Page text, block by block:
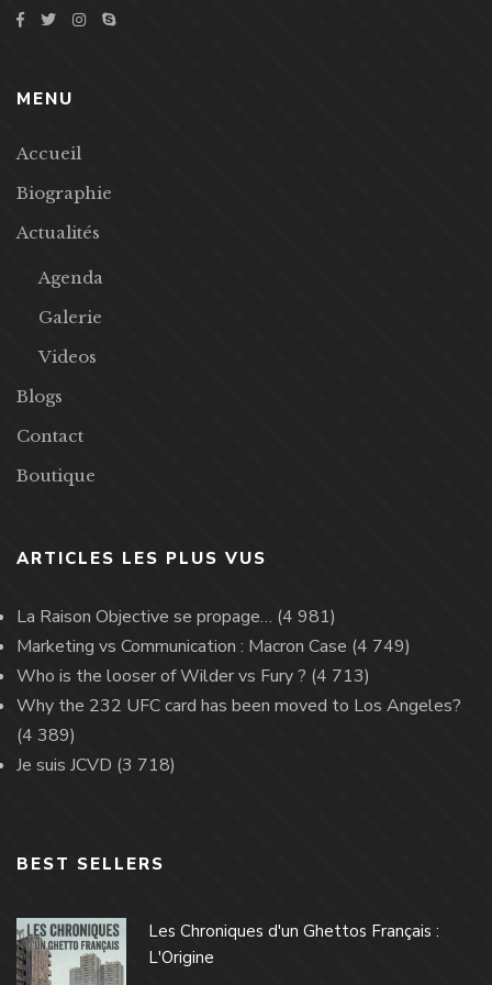
MENU
Accueil
Biographie
Actualités
Agenda
Galerie
Videos
Blogs
Contact
Boutique
ARTICLES LES PLUS VUS
La Raison Objective se propage… (4 981)
Marketing vs Communication : Macron Case (4 749)
Who is the looser of Wilder vs Fury ? (4 713)
Why the 232 UFC card has been moved to Los Angeles?
(4 389)
Je suis JCVD (3 718)
BEST SELLERS
Les Chroniques d'un Ghettos Français :
L'Origine